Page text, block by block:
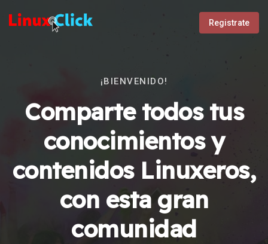
Registrate
¡BIENVENIDO!
Comparte todos tus
conocimientos y
contenidos Linuxeros,
con esta gran
comunidad